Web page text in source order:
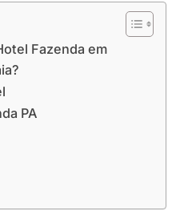
Fazenda em
PA